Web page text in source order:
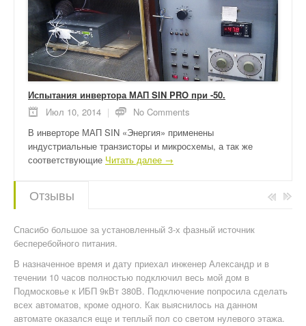
Испытания инвертора МАП SIN PRO при -50.
Июл 10, 2014 |
No Comments
В инверторе МАП SIN «Энергия» применены
индустриальные транзисторы и микросхемы, а так же
соответствующие Читать далее →
Отзывы
Спасибо большое за установленный 3-х фазный источник
бесперебойного питания.
В назначенное время и дату приехал инженер Александр и в
течении 10 часов полностью подключил весь мой дом в
Подмосковье к ИБП 9кВт 380В. Подключение попросила сделать
всех автоматов, кроме одного. Как выяснилось на данном
автомате оказался еще и теплый пол со светом нулевого этажа.